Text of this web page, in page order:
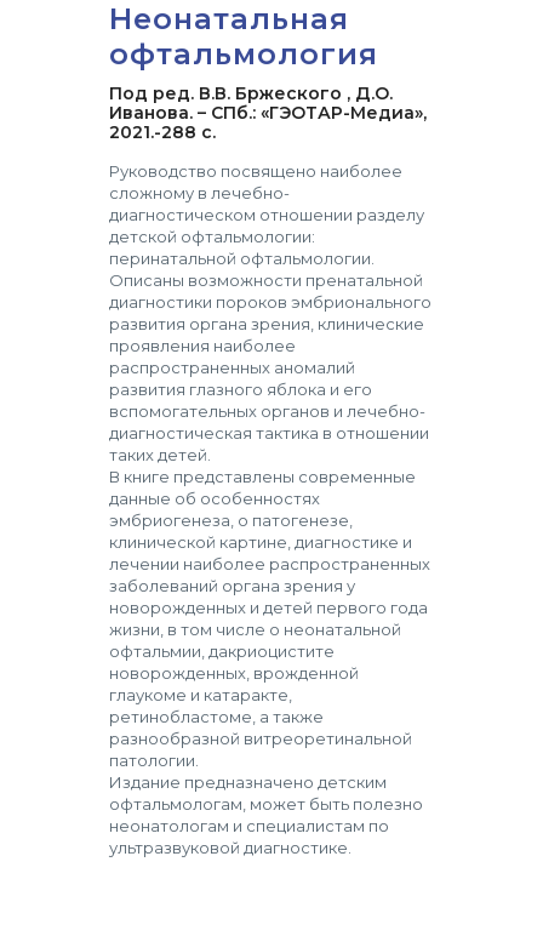
Неонатальная
офтальмология
Под ред. В.В. Бржеского , Д.О.
Иванова. – СПб.: «ГЭОТАР-Медиа»,
2021.-288 с.
Руководство посвящено наиболее
сложному в лечебно-
диагностическом отношении разделу
детской офтальмологии:
перинатальной офтальмологии.
Описаны возможности пренатальной
диагностики пороков эмбрионального
развития органа зрения, клинические
проявления наиболее
распространенных аномалий
развития глазного яблока и его
вспомогательных органов и лечебно-
диагностическая тактика в отношении
таких детей.
В книге представлены современные
данные об особенностях
эмбриогенеза, о патогенезе,
клинической картине, диагностике и
лечении наиболее распространенных
заболеваний органа зрения у
новорожденных и детей первого года
жизни, в том числе о неонатальной
офтальмии, дакриоцистите
новорожденных, врожденной
глаукоме и катаракте,
ретинобластоме, а также
разнообразной витреоретинальной
патологии.
Издание предназначено детским
офтальмологам, может быть полезно
неонатологам и специалистам по
ультразвуковой диагностике.